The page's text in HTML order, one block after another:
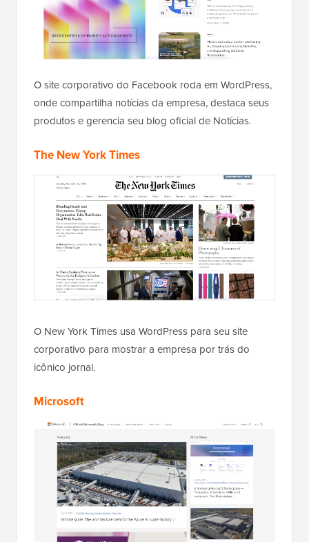
O site corporativo do Facebook roda em WordPress,
onde compartilha notícias da empresa, destaca seus
produtos e gerencia seu blog oficial de Notícias.
The New York Times
O New York Times usa WordPress para seu site
corporativo para mostrar a empresa por trás do
icônico jornal.
Microsoft